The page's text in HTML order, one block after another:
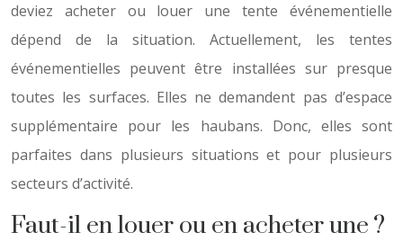
deviez acheter ou louer une tente événementielle
dépend de la situation. Actuellement, les tentes
événementielles peuvent être installées sur presque
toutes les surfaces. Elles ne demandent pas d’espace
supplémentaire pour les haubans. Donc, elles sont
parfaites dans plusieurs situations et pour plusieurs
secteurs d’activité.
Faut-il en louer ou en acheter une ?